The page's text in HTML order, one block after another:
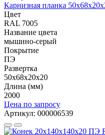
Карнизная планка
Цвет
RAL 7005
Название цвета
мышино-серый
Покрытие
ПЭ
Развертка
50х68х20х20
Длина (мм)
2000
Цена по запросу
Артикул: 000006539